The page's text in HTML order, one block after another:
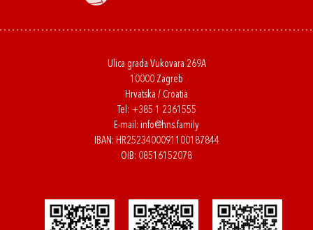
Ulica grada Vukovara 269A
10000 Zagreb
Hrvatska / Croatia
Tel: +385 1 2361555
E-mail: info@hns.family
IBAN: HR2523400091100187844
OIB: 08516152078